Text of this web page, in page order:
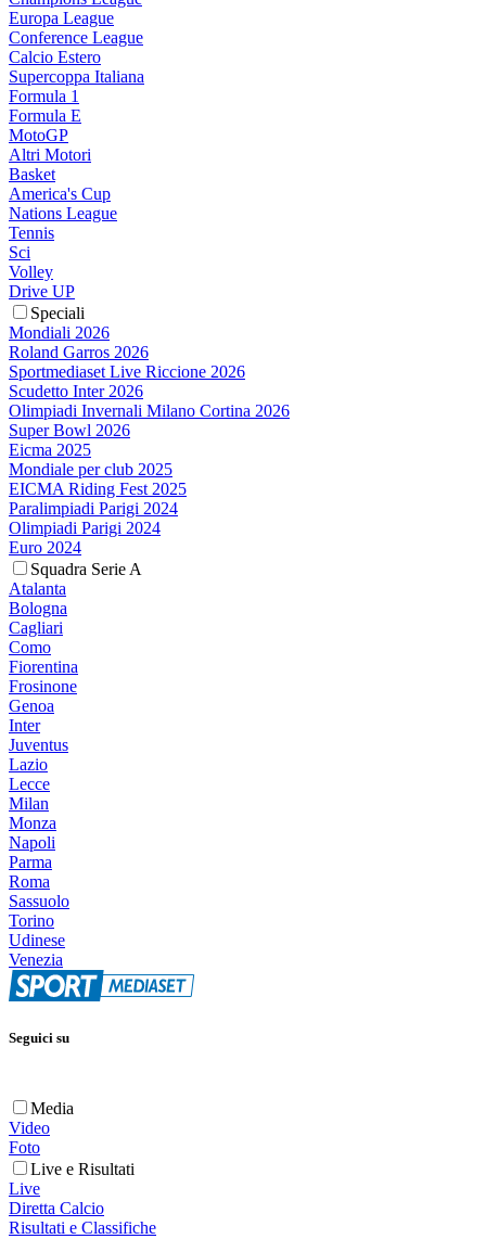
Europa League
Conference League
Calcio Estero
Supercoppa Italiana
Formula 1
Formula E
MotoGP
Altri Motori
Basket
America's Cup
Nations League
Tennis
Sci
Volley
Drive UP
Speciali
Mondiali 2026
Roland Garros 2026
Sportmediaset Live Riccione 2026
Scudetto Inter 2026
Olimpiadi Invernali Milano Cortina 2026
Super Bowl 2026
Eicma 2025
Mondiale per club 2025
EICMA Riding Fest 2025
Paralimpiadi Parigi 2024
Olimpiadi Parigi 2024
Euro 2024
Squadra Serie A
Atalanta
Bologna
Cagliari
Como
Fiorentina
Frosinone
Genoa
Inter
Juventus
Lazio
Lecce
Milan
Monza
Napoli
Parma
Roma
Sassuolo
Torino
Udinese
Venezia
Seguici su
Media
Video
Foto
Live e Risultati
Live
Diretta Calcio
Risultati e Classifiche